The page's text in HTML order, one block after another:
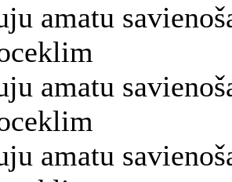
amatu
amatu
amatu